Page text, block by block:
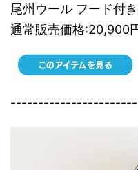
尾州ウール フード付
通常販売価格:20,900